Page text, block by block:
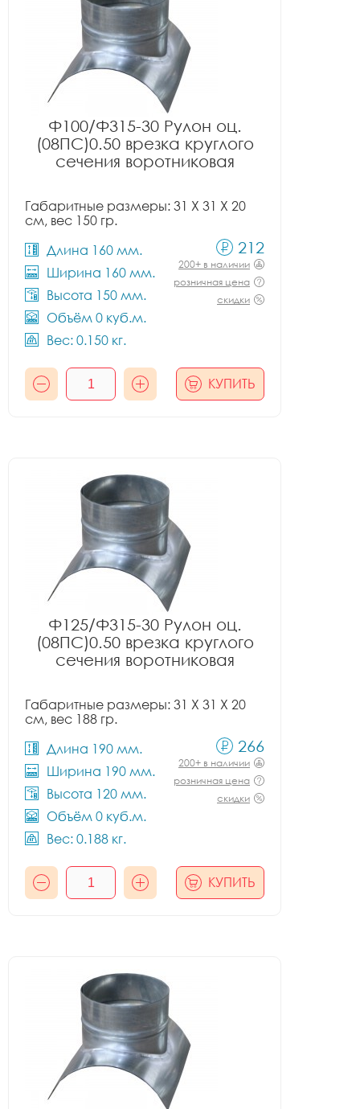
Ф100/Ф315-30 Рулон оц.
(08ПС)0.50 врезка круглого
сечения воротниковая
Габаритные размеры: 31 X 31 X 20
см, вес 150 гр.
Длина 160 мм.
Ширина 160 мм.
Высота 150 мм.
Объём 0 куб.м.
Вес: 0.150 кг.
212
200+ в наличии
розничная цена
скидки
КУПИТЬ
Ф125/Ф315-30 Рулон оц.
(08ПС)0.50 врезка круглого
сечения воротниковая
Габаритные размеры: 31 X 31 X 20
см, вес 188 гр.
Длина 190 мм.
Ширина 190 мм.
Высота 120 мм.
Объём 0 куб.м.
Вес: 0.188 кг.
266
200+ в наличии
розничная цена
скидки
КУПИТЬ